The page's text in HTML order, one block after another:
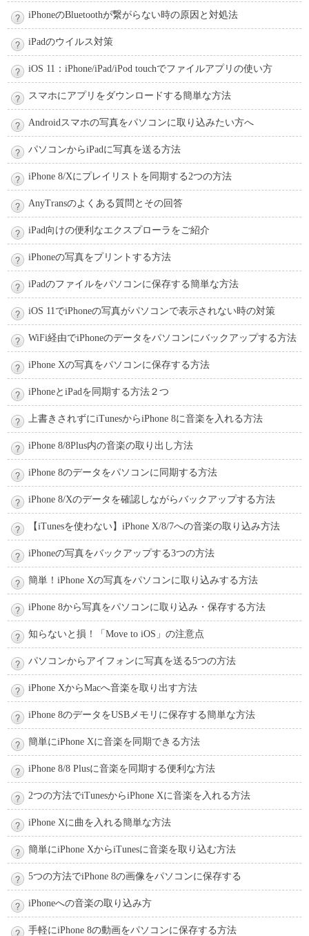
iPhoneのBluetoothが繋がらない時の原因と対処法
iPadのウイルス対策
iOS 11：iPhone/iPad/iPod touchでファイルアプリの使い方
スマホにアプリをダウンロードする簡単な方法
Androidスマホの写真をパソコンに取り込みたい方へ
パソコンからiPadに写真を送る方法
iPhone 8/Xにプレイリストを同期する2つの方法
AnyTransのよくある質問とその回答
iPad向けの便利なエクスプローラをご紹介
iPhoneの写真をプリントする方法
iPadのファイルをパソコンに保存する簡単な方法
iOS 11でiPhoneの写真がパソコンで表示されない時の対策
WiFi経由でiPhoneのデータをパソコンにバックアップする方法
iPhone Xの写真をパソコンに保存する方法
iPhoneとiPadを同期する方法２つ
上書きされずにiTunesからiPhone 8に音楽を入れる方法
iPhone 8/8Plus内の音楽の取り出し方法
iPhone 8のデータをパソコンに同期する方法
iPhone 8/Xのデータを確認しながらバックアップする方法
【iTunesを使わない】iPhone X/8/7への音楽の取り込み方法
iPhoneの写真をバックアップする3つの方法
簡単！iPhone Xの写真をパソコンに取り込みする方法
iPhone 8から写真をパソコンに取り込み・保存する方法
知らないと損！「Move to iOS」の注意点
パソコンからアイフォンに写真を送る5つの方法
iPhone XからMacへ音楽を取り出す方法
iPhone 8のデータをUSBメモリに保存する簡単な方法
簡単にiPhone Xに音楽を同期できる方法
iPhone 8/8 Plusに音楽を同期する便利な方法
2つの方法でiTunesからiPhone Xに音楽を入れる方法
iPhone Xに曲を入れる簡単な方法
簡単にiPhone XからiTunesに音楽を取り込む方法
5つの方法でiPhone 8の画像をパソコンに保存する
iPhoneへの音楽の取り込み方
手軽にiPhone 8の動画をパソコンに保存する方法